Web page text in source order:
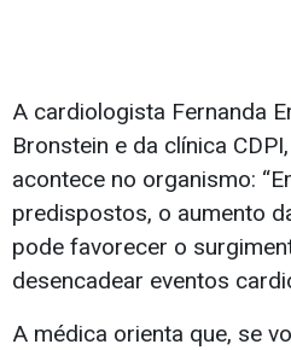
A cardiologista Fernanda
Bronstein e da clínica
acontece no organismo:
predispostos, o aumento
pode favorecer o
desencadear eventos
A médica orienta que, se